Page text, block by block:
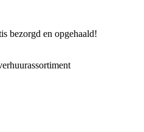
bezorgd en opgehaald!